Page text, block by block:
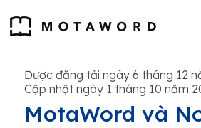
Được đăng tải ngày 6 tháng 12
Cập nhật ngày 1 tháng 10 năm
MotaWord và